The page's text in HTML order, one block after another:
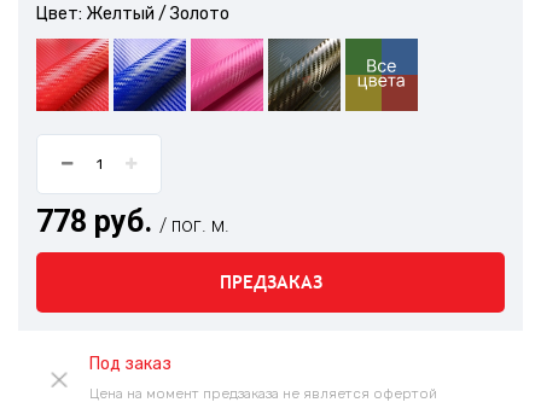
Цвет: Желтый / Золото
778 руб. / пог. м.
ПРЕДЗАКАЗ
Под заказ
Цена на момент предзаказа не является офертой